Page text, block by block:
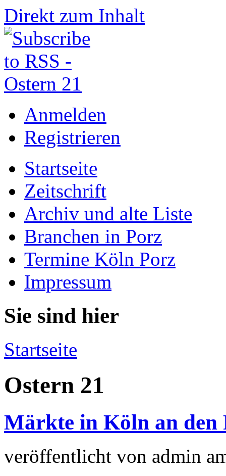
Direkt zum Inhalt
Anmelden
Registrieren
Startseite
Zeitschrift
Archiv und alte Liste
Branchen in Porz
Termine Köln Porz
Impressum
Sie sind hier
Startseite
Ostern 21
Märkte in Köln an den
veröffentlicht von admin